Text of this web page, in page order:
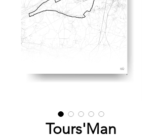
Tours'Man